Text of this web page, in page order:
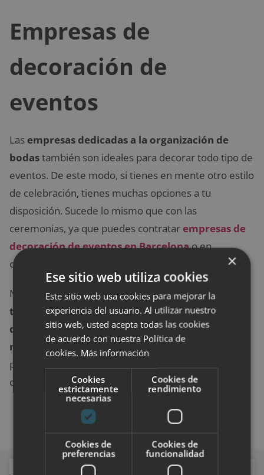
Empresas de
decoración de
eventos
Las empresas dedicadas a la organización de
bodastambién son ideales para decorar todo tipo de
eventos. De este modo, si tienes en mente otro estilo
de celebración, tienes muchas opciones a tu
disposición. Sucede lo mismo que con las
ceremonias, ya que puedes contratar empresas de
decoración de eventos en Barcelonao en
cualquier otro lugar en el que lo necesites.
No importa el presupuesto que poseamos,los
trabajadores de este ámbito sabrán qué tienen
que hacer para satisfacer a sus clientes en todo
momento. Además, la atención es personalizada,
por lo que los interesados siempre se sentirán
cómodos ante la velada.
×
Ese sitio web utiliza cookies
Este sitio web usa cookies para mejorar la
experiencia del usuario. Al utilizar nuestro
sitio web, usted acepta todas las cookies
de acuerdo con nuestra Política de
cookies. Más información
Cookies
estrictamente
necesarias
Cookies de
rendimiento
Cookies de
preferencias
Cookies de
funcionalidad